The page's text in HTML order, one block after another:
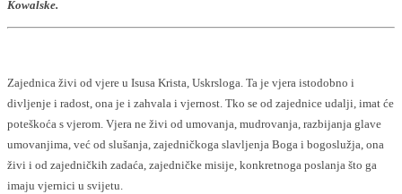
Kowalske.
Zajednica živi od vjere u Isusa Krista, Uskrsloga. Ta je vjera istodobno i
divljenje i radost, ona je i zahvala i vjernost. Tko se od zajednice udalji, imat će
poteškoća s vjerom. Vjera ne živi od umovanja, mudrovanja, razbijanja glave
umovanjima, već od slušanja, zajedničkoga slavljenja Boga i bogoslužja, ona
živi i od zajedničkih zadaća, zajedničke misije, konkretnoga poslanja što ga
imaju vjernici u svijetu.